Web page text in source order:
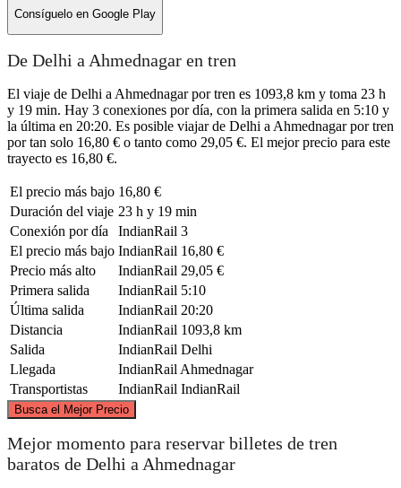
Consíguelo en Google Play
De Delhi a Ahmednagar en tren
El viaje de Delhi a Ahmednagar por tren es 1093,8 km y toma 23 h
y 19 min. Hay 3 conexiones por día, con la primera salida en 5:10 y
la última en 20:20. Es posible viajar de Delhi a Ahmednagar por tren
por tan solo 16,80 € o tanto como 29,05 €. El mejor precio para este
trayecto es 16,80 €.
El precio más bajo 16,80 €
Duración del viaje 23 h y 19 min
Conexión por día
IndianRail 3
El precio más bajo IndianRail 16,80 €
Precio más alto
IndianRail 29,05 €
Primera salida
IndianRail 5:10
Última salida
IndianRail 20:20
Distancia
IndianRail 1093,8 km
Salida
IndianRail Delhi
Llegada
IndianRail Ahmednagar
Transportistas
IndianRail IndianRail
Busca el Mejor Precio
©CARTO
Mejor momento para reservar billetes de tren
baratos de Delhi a Ahmednagar